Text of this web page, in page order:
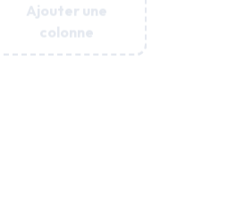
Ajouter une
colonne
Ajouter une
colonne
Ajouter une
colonne
Ajouter une
colonne
Ajouter une
colonne
Ajouter une
colonne